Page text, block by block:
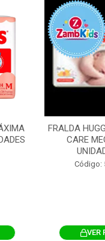
FRALDA
CARE
Código:
VER